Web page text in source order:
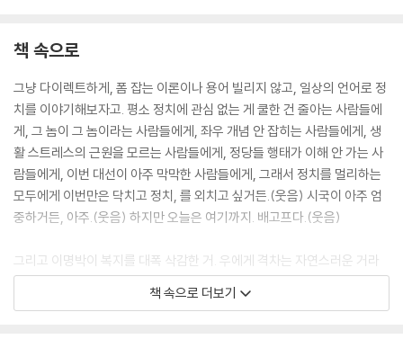
책 속으로
그냥 다이렉트하게, 폼 잡는 이론이나 용어 빌리지 않고, 일상의 언어로 정
치를 이야기해보자고. 평소 정치에 관심 없는 게 쿨한 건 줄아는 사람들에
게, 그 놈이 그 놈이라는 사람들에게, 좌우 개념 안 잡히는 사람들에게, 생
활 스트레스의 근원을 모르는 사람들에게, 정당들 행태가 이해 안 가는 사
람들에게, 이번 대선이 아주 막막한 사람들에게, 그래서 정치를 멀리하는
모두에게 이번만은 닥치고 정치, 를 외치고 싶거든.(웃음) 시국이 아주 엄
중하거든, 아주.(웃음) 하지만 오늘은 여기까지. 배고프다.(웃음)
그리고 이명박이 복지를 대폭 삭감한 거. 우에게 격차는 자연스러운 거라
고 했잖아. 지가 못사는 건 그냥 지 책임이라고 생각한다고. …… 아니 왜 자
기가 잘못한 걸 국가가 대신 책임져주냐는 거지. 그렇게 돈이 아깝다는 소
책 속으로 더보기